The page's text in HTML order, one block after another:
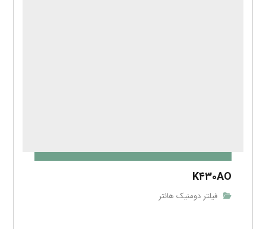
K۴۳۰AO
فیلتر دومنیک هانتر